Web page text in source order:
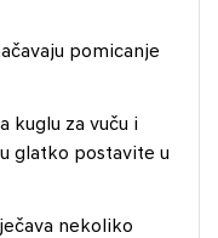
pomicanje
kuglu za vuču i
glatko postavite u
nekoliko